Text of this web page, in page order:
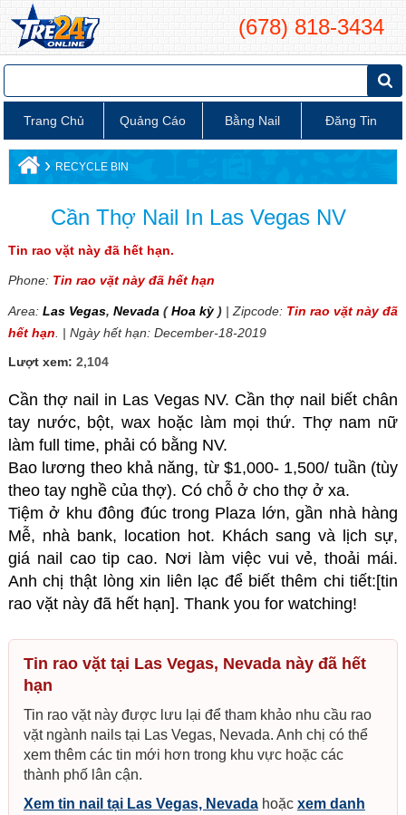
(678) 818-3434
Trang Chủ Quảng Cáo Bằng Nail Đăng Tin
› RECYCLE BIN
Cần Thợ Nail In Las Vegas NV
Tin rao vặt này đã hết hạn.
Phone: Tin rao vặt này đã hết hạn
Area: Las Vegas, Nevada (Hoa kỳ)| Zipcode: Tin rao vặt này đã
hết hạn . | Ngày hết hạn: December-18-2019
Lượt xem: 2,104
Cần thợ nail in Las Vegas NV. Cần thợ nail biết chân
tay nước, bột, wax hoặc làm mọi thứ. Thợ nam nữ
làm full time, phải có bằng NV.
Bao lương theo khả năng, từ $1,000- 1,500/ tuần (tùy
theo tay nghề của thợ). Có chỗ ở cho thợ ở xa.
Tiệm ở khu đông đúc trong Plaza lớn, gần nhà hàng
Mễ, nhà bank, location hot. Khách sang và lịch sự,
giá nail cao tip cao. Nơi làm việc vui vẻ, thoải mái.
Anh chị thật lòng xin liên lạc để biết thêm chi tiết:[tin
rao vặt này đã hết hạn]. Thank you for watching!
Tin rao vặt tại Las Vegas, Nevada này đã hết
hạn
Tin rao vặt này được lưu lại để tham khảo nhu cầu rao
vặt ngành nails tại Las Vegas, Nevada. Anh chị có thể
xem thêm các tin mới hơn trong khu vực hoặc các
thành phố lân cận.
Xem tin nail tại Las Vegas, Nevadahoặc xem danh